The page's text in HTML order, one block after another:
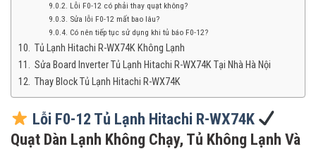
Lỗi F0-12 có phải thay quạt không?
Sửa lỗi F0-12 mất bao lâu?
Có nên tiếp tục sử dụng khi tủ báo F0-12?
Tủ Lạnh Hitachi R-WX74K Không Lạnh
Sửa Board Inverter Tủ Lạnh Hitachi R-WX74K Tại Nhà Hà Nội
Thay Block Tủ Lạnh Hitachi R-WX74K
Lỗi F0-12 Tủ Lạnh Hitachi R-WX74K
Quạt Dàn Lạnh Không Chạy, Tủ Không Lạnh Và